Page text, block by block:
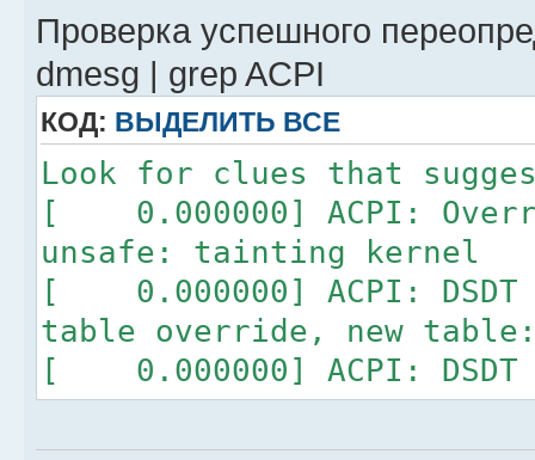
Проверка успешного
dmesg | grep ACPI
КОД: ВЫДЕЛИТЬ ВСЕ
Look for clues that
[ 0.000000] ACPI:
unsafe: tainting kernel
[ 0.000000] ACPI: DSDT
table override, new
[ 0.000000] ACPI:
ALASKA A M I 000000F3